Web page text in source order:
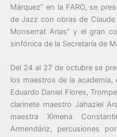
Márquez” en la FARO, se
de Jazz con obras de Claude
Monserrat Arias” y el gran
sinfónica de la Secretaría de
Del 24 al 27 de octubre se
los maestros de la
Eduardo Daniel Flores,
clarinete maestro Jahaziel
maestra Ximena
Armendáriz, percusiones